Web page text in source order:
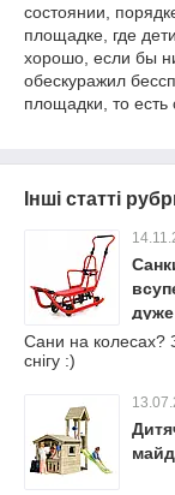
состоянии,
площадке, где
хорошо, если бы
обескуражил
площадки, то есть
Інші статті
дуже
Сани на колесах?
снігу :)